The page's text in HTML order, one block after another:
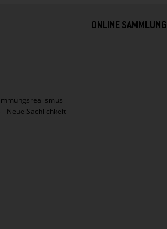
Neue Sachlichkeit
ONLINE SAMMLUNG